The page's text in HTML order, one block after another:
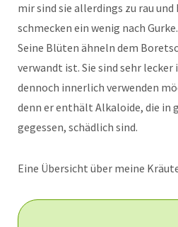
mir sind sie allerdings zu rau und
schmecken ein wenig nach Gurke.
Seine Blüten ähneln dem
verwandt ist. Sie sind sehr lecker
dennoch innerlich verwenden
denn er enthält Alkaloide, die in
gegessen, schädlich sind.
Eine Übersicht über meine